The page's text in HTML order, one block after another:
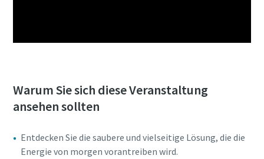
Warum Sie sich diese Veranstaltung
ansehen sollten
Entdecken Sie die saubere und vielseitige Lösung, die die
Energie von morgen vorantreiben wird.